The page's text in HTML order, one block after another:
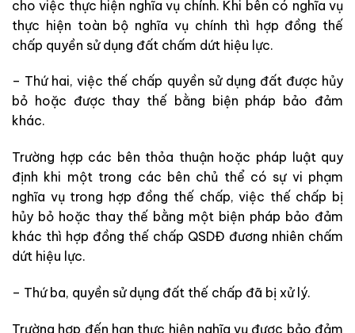
choviệc thực hiện nghĩavụ chính. Khi bên có nghĩavụ
thực hiện toàn bộ nghĩavụ chính thì hợp đồng thế
chấp quyền sử dụng đất chấm dứt hiệu lực.
– Thứ hai,việc thế chấp quyền sử dụng đất được hủy
bỏ hoặc được thay thế bằng biện pháp bảo đảm
khác.
Trường hợp các bên thỏa thuận hoặc pháp luật quy
định khi một trong các bên chủ thể có sự vi phạm
nghĩa vụ trong hợp đồng thế chấp,việc thế chấp bị
hủy bỏ hoặc thay thế bằng một biện pháp bảo đảm
khác thì hợp đồng thế chấp QSDĐ đương nhiên chấm
dứt hiệu lực.
– Thứ ba, quyền sử dụng đất thế chấp đã bị xử lý.
Trường hợp đến hạn thực hiện nghĩavụ được bảo đảm